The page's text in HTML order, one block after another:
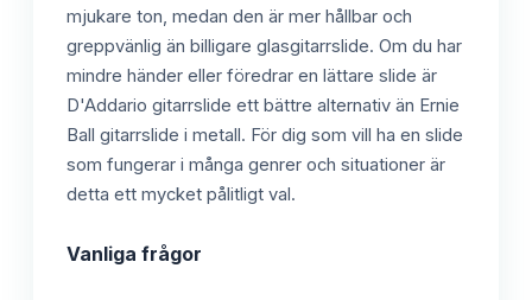
mjukare ton, medan den är mer hållbar och
greppvänlig än billigare glasgitarrslide. Om du har
mindre händer eller föredrar en lättare slide är
D'Addario gitarrslide ett bättre alternativ än Ernie
Ball gitarrslide i metall. För dig som vill ha en slide
som fungerar i många genrer och situationer är
detta ett mycket pålitligt val.
Vanliga frågor